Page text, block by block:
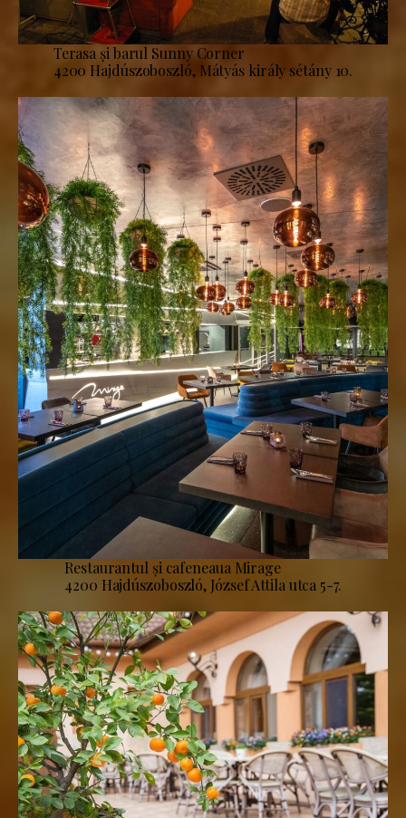
Terasa și barul Sunny Corner
4200 Hajdúszoboszló, Mátyás király sétány 10.
Restaurantul și cafeneaua Mirage
4200 Hajdúszoboszló, József Attila utca 5-7.